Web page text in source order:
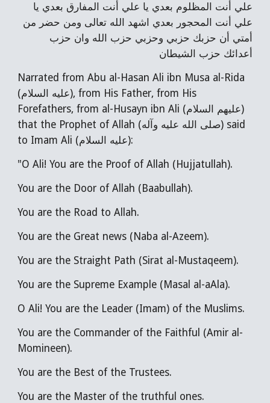
علي أنت المظلوم بعدي يا علي أنت المفارق بعدي يا
علي أنت المحجور بعدي اشهد الله تعالى ومن حضر من
أمتي أن حزبك حزبي وحزبي حزب الله وان حزب
أعدائك حزب الشيطان
Narrated from Abu al-Hasan Ali ibn Musa al-Rida
(عليه السلام), from His Father, from His
Forefathers, from al-Husayn ibn Ali (عليهم السلام)
that the Prophet of Allah (صلى الله عليه وآله) said
to Imam Ali (عليه السلام):
"O Ali! You are the Proof of Allah (Hujjatullah).
You are the Door of Allah (Baabullah).
You are the Road to Allah.
You are the Great news (Naba al-Azeem).
You are the Straight Path (Sirat al-Mustaqeem).
You are the Supreme Example (Masal al-aAla).
O Ali! You are the Leader (Imam) of the Muslims.
You are the Commander of the Faithful (Amir al-
Momineen).
You are the Best of the Trustees.
You are the Master of the truthful ones.